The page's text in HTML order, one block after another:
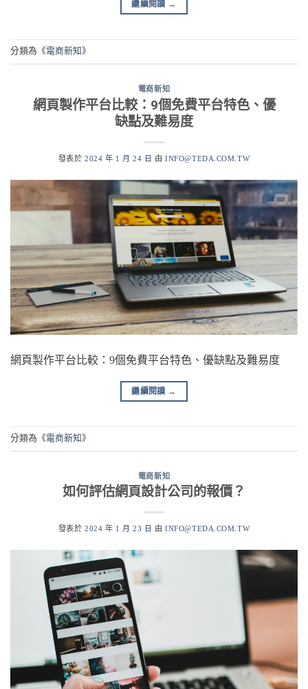
繼續閱讀 →
分類為《電商新知 》
電商新知
網頁製作平台比較：9個免費平台特色、優
缺點及難易度
發表於2024 年 1 月 24 日 由INFO@TEDA.COM.TW
網頁製作平台比較：9個免費平台特色、優缺點及難易度
繼續閱讀 →
分類為《電商新知 》
電商新知
如何評估網頁設計公司的報價？
發表於2024 年 1 月 23 日 由INFO@TEDA.COM.TW